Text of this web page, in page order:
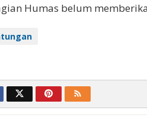
Humas belum